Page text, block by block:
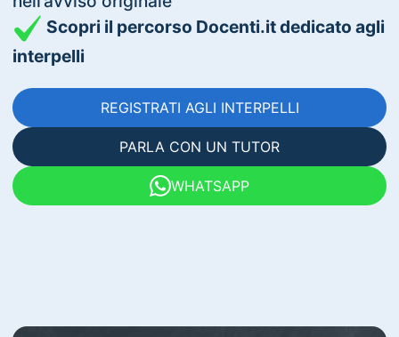
Scopri il percorso Docenti.it dedicato agli
interpelli
REGISTRATI AGLI INTERPELLI
PARLA CON UN TUTOR
WHATSAPP